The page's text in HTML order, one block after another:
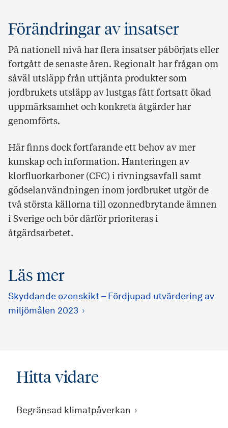
Förändringar av insatser
På nationell nivå har flera insatser påbörjats eller
fortgått de senaste åren. Regionalt har frågan om
såväl utsläpp från uttjänta produkter som
jordbrukets utsläpp av lustgas fått fortsatt ökad
uppmärksamhet och konkreta åtgärder har
genomförts.
Här finns dock fortfarande ett behov av mer
kunskap och information. Hanteringen av
klorfluorkarboner (CFC) i rivningsavfall samt
gödselanvändningen inom jordbruket utgör de
två största källorna till ozonnedbrytande ämnen
i Sverige och bör därför prioriteras i
åtgärdsarbetet.
Läs mer
Skyddande ozonskikt – Fördjupad utvärdering av
miljömålen 2023
Hitta vidare
Begränsad klimatpåverkan